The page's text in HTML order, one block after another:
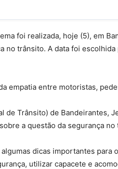
foi realizada, hoje (5), em
no trânsito. A data foi
empatia entre motoristas,
Trânsito) de Bandeirantes,
a questão da segurança no
dicas importantes
utilizar capacete e